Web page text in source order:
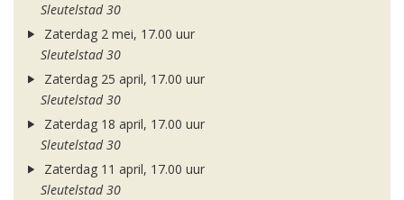
Sleutelstad 30
Zaterdag 2 mei, 17.00 uur
Sleutelstad 30
Zaterdag 25 april, 17.00 uur
Sleutelstad 30
Zaterdag 18 april, 17.00 uur
Sleutelstad 30
Zaterdag 11 april, 17.00 uur
Sleutelstad 30